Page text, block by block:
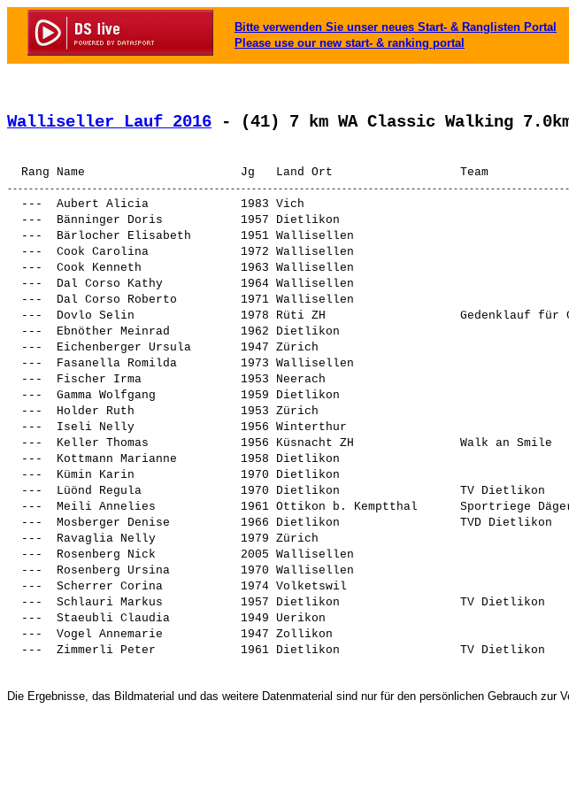
Bitte verwenden Sie unser neues Start- & Ranglisten Portal
Please use our new start- & ranking portal
Walliseller Lauf 2016 - (41) 7 km WA Classic Walking
  ---
Aubert Alicia
1983 Vich
  ---
Bänninger Doris
1957 Dietlikon
  ---
Bärlocher Elisabeth
1951 Wallisellen
  ---
Cook Carolina
1972 Wallisellen
  ---
Cook Kenneth
1963 Wallisellen
  ---
Dal Corso Kathy
1964 Wallisellen
  ---
Dal Corso Roberto
1971 Wallisellen
  ---
Dovlo Selin
1978 Rüti ZH                   Gedenklauf
  ---
Ebnöther Meinrad
1962 Dietlikon
  ---
Eichenberger Ursula
1947 Zürich
  ---
Fasanella Romilda
1973 Wallisellen
  ---
Fischer Irma
1953 Neerach
  ---
Gamma Wolfgang
1959 Dietlikon
  ---
Holder Ruth
1953 Zürich
  ---
Iseli Nelly
1956 Winterthur
  ---
Keller Thomas
1956 Küsnacht ZH               Walk an
  ---
Kottmann Marianne
1958 Dietlikon
  ---
Kümin Karin
1970 Dietlikon
  ---
Lüönd Regula
1970 Dietlikon                 TV Dietlikon
  ---
Meili Annelies
1961 Ottikon b. Kemptthal
  ---
Mosberger Denise
1966 Dietlikon                 TVD
  ---
Ravaglia Nelly
1979 Zürich
  ---
Rosenberg Nick
2005 Wallisellen
  ---
Rosenberg Ursina
1970 Wallisellen
  ---
Scherrer Corina
1974 Volketswil
  ---
Schlauri Markus
1957 Dietlikon                 TV
  ---
Staeubli Claudia
1949 Uerikon
  ---
Vogel Annemarie
1947 Zollikon
  ---
Zimmerli Peter
Die Ergebnisse, das Bildmaterial und das weitere Datenmaterial sind nur für den persönlichen Gebrauch